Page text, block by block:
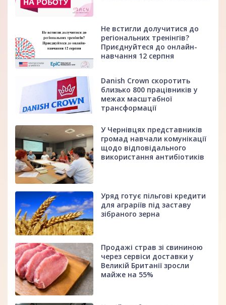
Не встигли долучитися до
регіональних тренінгів?
Приєднуйтеся до онлайн-
навчання 12 серпня
Danish Crown скоротить
близько 800 працівників у
межах масштабної
трансформації
У Чернівцях представників
громад навчали комунікації
щодо відповідального
використання антибіотиків
Уряд готує пільгові кредити
для аграріїв під заставу
зібраного зерна
Продажі страв зі свининою
через сервіси доставки у
Великій Британії зросли
майже на 55%